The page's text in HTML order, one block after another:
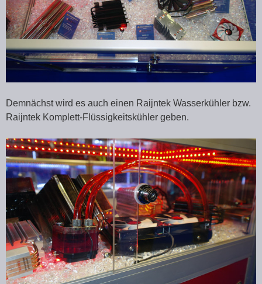
Demnächst wird es auch einen Raijntek Wasserkühler bzw.
Raijntek Komplett-Flüssigkeitskühler geben.